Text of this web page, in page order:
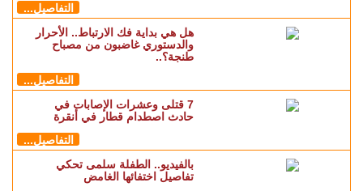
التفاصيل...
هل هي بداية فك الارتباط.. الأحرار
والدستوري غاضبون من مصباح
طنجة؟..
التفاصيل...
7 قتلى وعشرات الإصابات في
حادث اصطدام قطار في أنقرة
التفاصيل...
بالفيديو.. الطفلة سلمى تحكي
تفاصيل اختفائها الغامض